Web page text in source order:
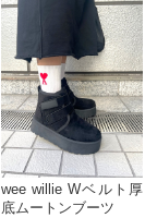
wee willie Wベルト厚
底ムートンブーツ